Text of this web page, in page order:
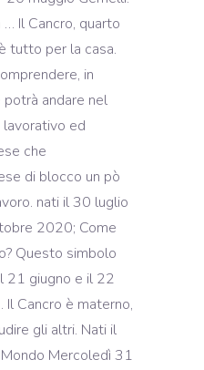
Il Cancro, quarto
tutto per la casa.
in
andare nel
ed
che
di blocco un pò
nati il 30 luglio
2020; Come
Questo simbolo
21 giugno e il 22
Cancro è materno,
gli altri. Nati il
Mercoledì 31